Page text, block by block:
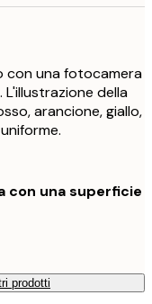
con una fotocamera
della
arancione, giallo,
con una superficie
prodotti